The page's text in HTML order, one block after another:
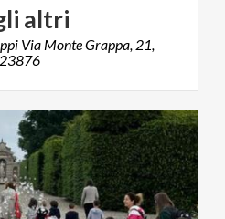
altri
Via Monte Grappa, 21,